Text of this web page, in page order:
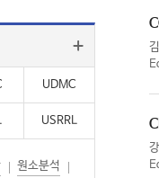
UDMC
USRRL
원소분석